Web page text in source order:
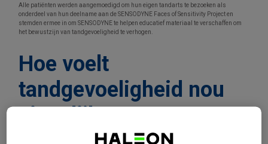
Alle patiënten werden aangemoedigd om hun eigen tandarts te bezoeken als
onderdeel van hun deelname aan de SENSODYNE Faces of Sensitivity Project en
stemden ermee in om SENSODYNE te helpen educatief materiaal te verschaffen om
het bewustzijn van tandgevoeligheid te verhogen.
Hoe voelt
tandgevoeligheid nou
eigenlijk?